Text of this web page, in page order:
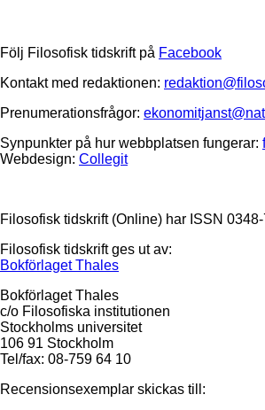
Följ Filosofisk tidskrift på Facebook
Kontakt med redaktionen:
Prenumerationsfrågor:
Synpunkter på hur webbplatsen fungerar:
Webdesign: Collegit
Filosofisk tidskrift (Online) har ISSN
Filosofisk tidskrift ges ut av:
Bokförlaget Thales
Bokförlaget Thales
c/o Filosofiska institutionen
Stockholms universitet
106 91 Stockholm
Tel/fax: 08-759 64 10
Recensionsexemplar skickas till: